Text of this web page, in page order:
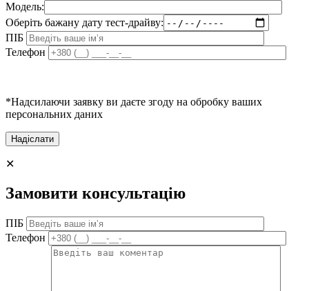
Модель:
Оберіть бажану дату тест-драйву:
ПІБ
Телефон
*Надсилаючи заявку ви даєте згоду на обробку ваших
персональних даних
✕
Замовити консультацію
ПІБ
Телефон